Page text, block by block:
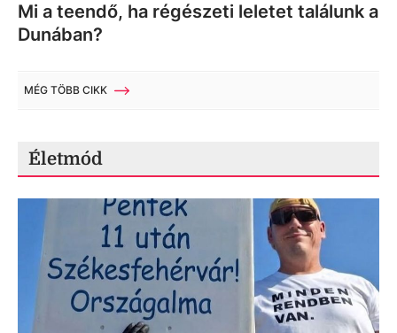
Mi a teendő, ha régészeti leletet találunk a
Dunában?
MÉG TÖBB CIKK
Életmód